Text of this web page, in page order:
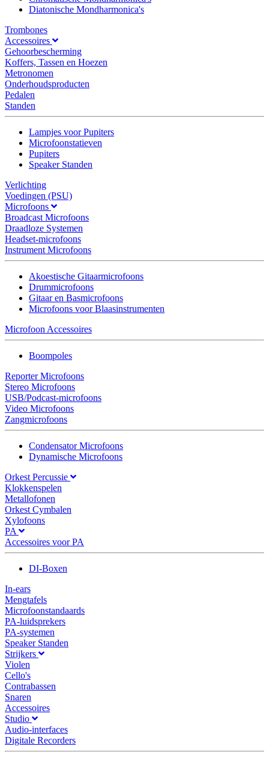
Diatonische Mondharmonica's
Trombones
Accessoires
Gehoorbescherming
Koffers, Tassen en Hoezen
Metronomen
Onderhoudsproducten
Pedalen
Standen
Lampjes voor Pupiters
Microfoonstatieven
Pupiters
Speaker Standen
Verlichting
Voedingen (PSU)
Microfoons
Broadcast Microfoons
Draadloze Systemen
Headset-microfoons
Instrument Microfoons
Akoestische Gitaarmicrofoons
Drummicrofoons
Gitaar en Basmicrofoons
Microfoons voor Blaasinstrumenten
Microfoon Accessoires
Boompoles
Reporter Microfoons
Stereo Microfoons
USB/Podcast-microfoons
Video Microfoons
Zangmicrofoons
Condensator Microfoons
Dynamische Microfoons
Orkest Percussie
Klokkenspelen
Metallofonen
Orkest Cymbalen
Xylofoons
PA
Accessoires voor PA
DI-Boxen
In-ears
Mengtafels
Microfoonstandaards
PA-luidsprekers
PA-systemen
Speaker Standen
Strijkers
Violen
Cello's
Contrabassen
Snaren
Accessoires
Studio
Audio-interfaces
Digitale Recorders